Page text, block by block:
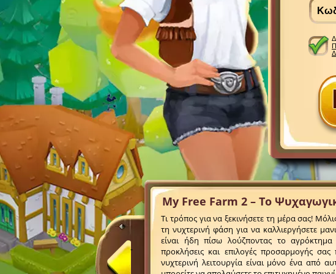
My Free Farm 2 – Το
Τι τρόπος για να ξεκινήσετε τη μέρα σας!
τη νυχτερινή φάση για να καλλιεργήσετε
είναι ήδη πίσω λούζποντας το
προκλήσεις και επιλογές προσαρμογής
νυχτερινή λειτουργία είναι μόνο ένα από